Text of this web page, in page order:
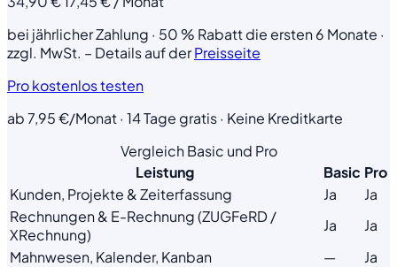
bei jährlicher Zahlung · 50 % Rabatt die ersten 6 Monate ·
zzgl. MwSt. – Details auf derPreisseite
Pro kostenlos testen
ab 7,95 €/Monat · 14 Tage gratis · Keine Kreditkarte
Vergleich Basic und Pro
Leistung
Basic Pro
Kunden, Projekte & Zeiterfassung
Ja
Ja
Rechnungen & E-Rechnung (ZUGFeRD /
XRechnung)
Ja
Ja
Mahnwesen, Kalender, Kanban
—
Ja